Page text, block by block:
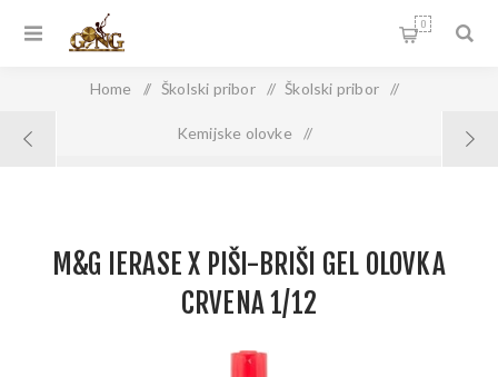
0
Home / Školski pribor / Školski pribor /
Kemijske olovke /
M&G IERASE X PIŠI-BRIŠI GEL OLOVKA
CRVENA 1/12